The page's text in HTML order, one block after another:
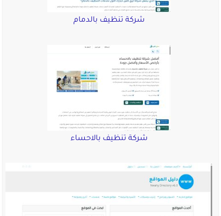
شركة تنظيف بالدمام
شركة تنظيف بالاحساء